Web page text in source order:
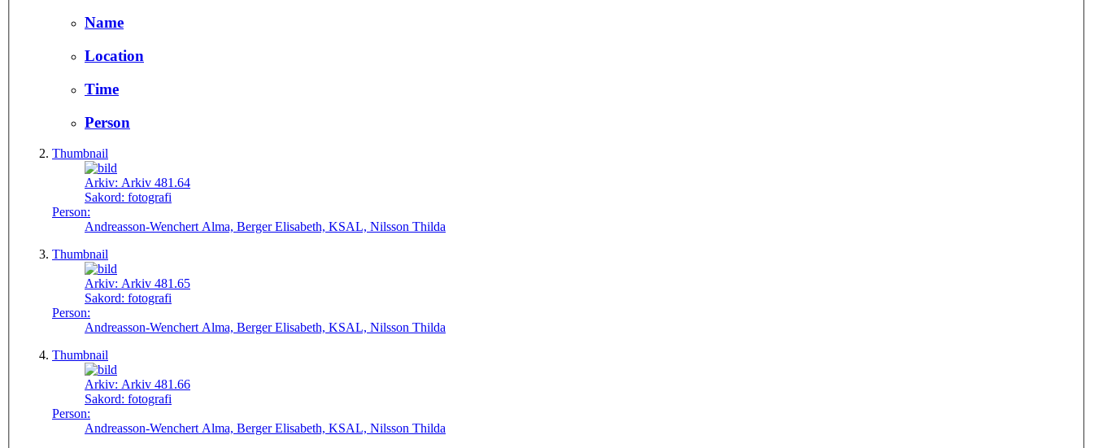
Name
Location
Time
Person
Thumbnail
Arkiv: Arkiv 481.64
Sakord: fotografi
Person:
Andreasson-Wenchert Alma, Berger Elisabeth, KSAL, Nilsson Thilda
Thumbnail
Arkiv: Arkiv 481.65
Sakord: fotografi
Person:
Andreasson-Wenchert Alma, Berger Elisabeth, KSAL, Nilsson Thilda
Thumbnail
Arkiv: Arkiv 481.66
Sakord: fotografi
Person:
Andreasson-Wenchert Alma, Berger Elisabeth, KSAL, Nilsson Thilda